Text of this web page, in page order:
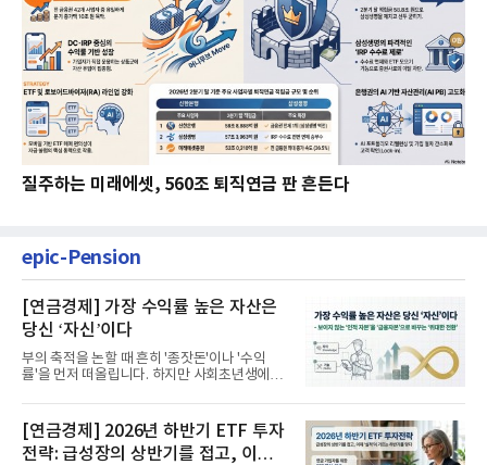
질주하는 미래에셋, 560조 퇴직연금 판 흔든다
epic-Pension
[연금경제] 가장 수익률 높은 자산은
당신 ‘자신’이다
부의 축적을 논할 때 흔히 '종잣돈'이나 '수익
률'을 먼저 떠올립니다. 하지만 사회초년생에게
[연금경제] 2026년 하반기 ETF 투자
전략: 급성장의 상반기를 접고, 이제